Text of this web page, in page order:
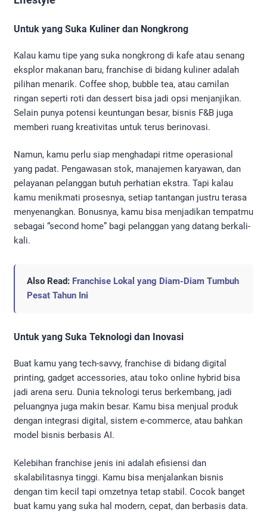
Untuk yang Suka Kuliner dan Nongkrong
Kalau kamu tipe yang suka nongkrong di kafe atau senang
eksplor makanan baru, franchise di bidang kuliner adalah
pilihan menarik. Coffee shop, bubble tea, atau camilan
ringan seperti roti dan dessert bisa jadi opsi menjanjikan.
Selain punya potensi keuntungan besar, bisnis F&B juga
memberi ruang kreativitas untuk terus berinovasi.
Namun, kamu perlu siap menghadapi ritme operasional
yang padat. Pengawasan stok, manajemen karyawan, dan
pelayanan pelanggan butuh perhatian ekstra. Tapi kalau
kamu menikmati prosesnya, setiap tantangan justru terasa
menyenangkan. Bonusnya, kamu bisa menjadikan tempatmu
sebagai “second home” bagi pelanggan yang datang berkali-
kali.
Also Read: Franchise Lokal yang Diam-Diam Tumbuh
Pesat Tahun Ini
Untuk yang Suka Teknologi dan Inovasi
Buat kamu yang tech-savvy, franchise di bidang digital
printing, gadget accessories, atau toko online hybrid bisa
jadi arena seru. Dunia teknologi terus berkembang, jadi
peluangnya juga makin besar. Kamu bisa menjual produk
dengan integrasi digital, sistem e-commerce, atau bahkan
model bisnis berbasis AI.
Kelebihan franchise jenis ini adalah efisiensi dan
skalabilitasnya tinggi. Kamu bisa menjalankan bisnis
dengan tim kecil tapi omzetnya tetap stabil. Cocok banget
buat kamu yang suka hal modern, cepat, dan berbasis data.